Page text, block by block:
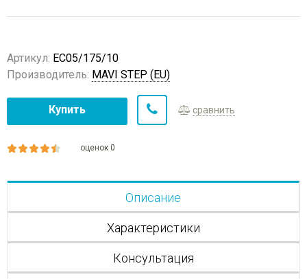
Артикул: EC05/175/10
Производитель: MAVI STEP (EU)
Купить сравнить
оценок 0
Описание
Характеристики
Консультация